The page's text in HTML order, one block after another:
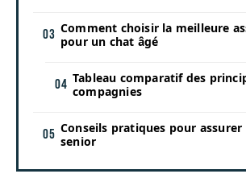
Comment choisir la meilleure
pour un chat âgé
Tableau comparatif des
compagnies
Conseils pratiques pour
senior